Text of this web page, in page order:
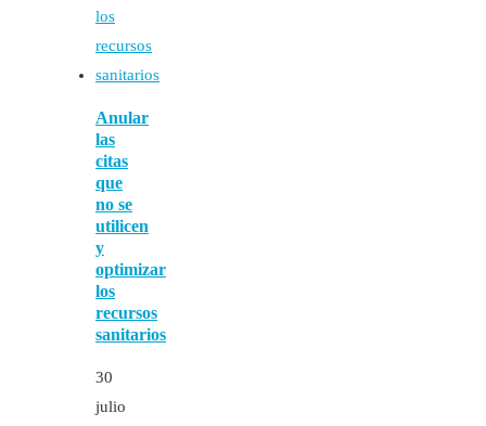
Anular
las
citas
que
no se
utilicen
y
optimizar
los
recursos
sanitarios
30
julio